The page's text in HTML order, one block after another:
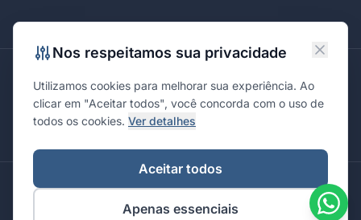
MaringáCuritibaSão PauloLondrinaCascavelPonta Grossa
Florianópolis BrasíliaJoinvilleCampinas
© 2026 Integrare. Marketing de Verdade. Todos os direitos
reservados.
Nos respeitamos sua privacidade
Utilizamos cookies para melhorar sua experiência. Ao
clicar em "Aceitar todos", você concorda com o uso de
todos os cookies. Ver detalhes
Aceitar todos
Apenas essenciais